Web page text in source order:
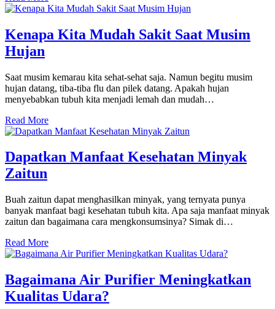
Kenapa Kita Mudah Sakit Saat Musim
Hujan
Saat musim kemarau kita sehat-sehat saja. Namun begitu musim
hujan datang, tiba-tiba flu dan pilek datang. Apakah hujan
menyebabkan tubuh kita menjadi lemah dan mudah…
Read More
Dapatkan Manfaat Kesehatan Minyak
Zaitun
Buah zaitun dapat menghasilkan minyak, yang ternyata punya
banyak manfaat bagi kesehatan tubuh kita. Apa saja manfaat minyak
zaitun dan bagaimana cara mengkonsumsinya? Simak di…
Read More
Bagaimana Air Purifier Meningkatkan
Kualitas Udara?